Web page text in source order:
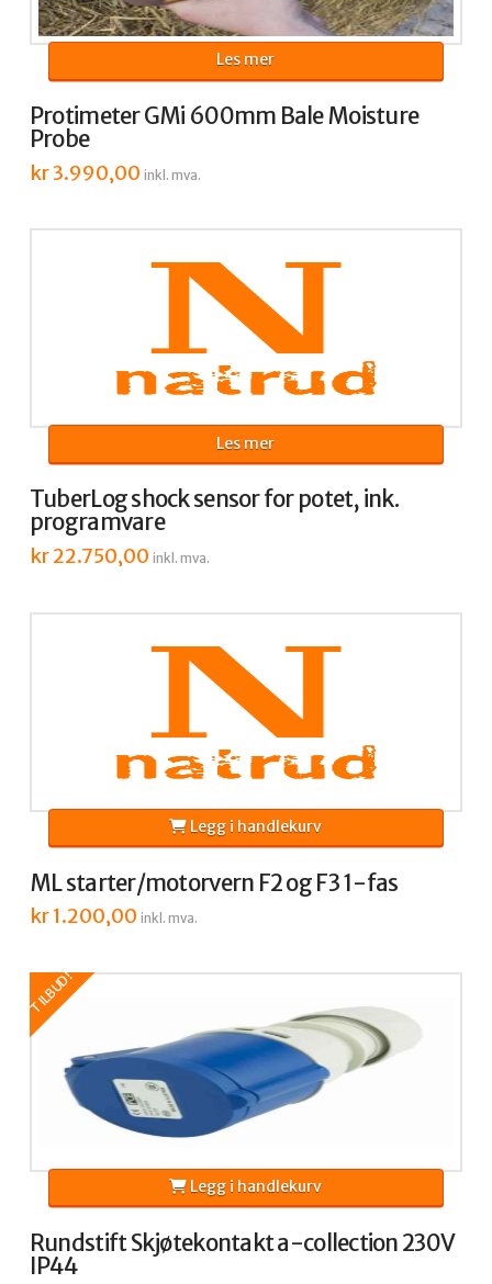
Protimeter GMi 600mm Bale Moisture
Probe
kr3.990,00 inkl. mva.
Les mer
TuberLog shock sensor for potet, ink.
programvare
kr22.750,00 inkl. mva.
Les mer
ML starter/motorvern F2 og F3 1-fas
kr1.200,00 inkl. mva.
Legg i handlekurv
TILBUD!
Rundstift Skjøtekontakt a-collection 230V
IP44
Legg i handlekurv